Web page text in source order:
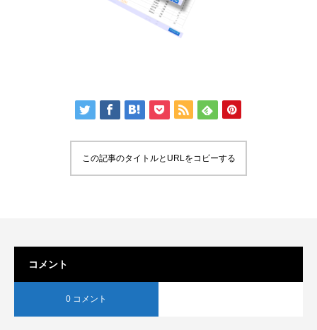
この記事のタイトルとURLをコピーする
コメント
0 コメント